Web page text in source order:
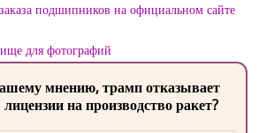
подшипников на официальном сайте
для фотографий
мнению, трамп отказывает
на производство ракет?